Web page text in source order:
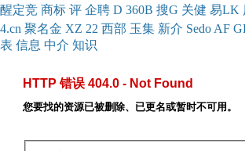
醒定竞 商标 评 企聘 D 360B 搜G 关健 易LK
4.cn 聚名金 XZ 22 西部 玉集 新介 Sedo AF
表 信息 中介 知识